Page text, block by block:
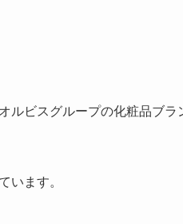
ルビスグループの化粧品ブラ
います。